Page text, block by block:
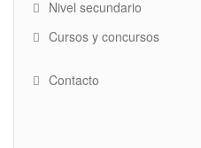
Nivel secundario
Cursos y concursos
Contacto